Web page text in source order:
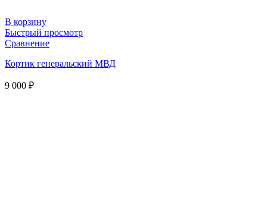
В корзину
Быстрый просмотр
Сравнение
Кортик генеральский МВД
9 000 ₽